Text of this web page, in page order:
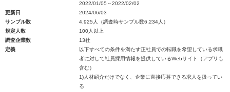
2022/01/05～2022/02/02
更新日
2024/06/03
サンプル数
4,925人（調査時サンプル数6,234人）
規定人数
100人以上
調査企業数
13社
定義
以下すべての条件を満たす正社員での転職を希望している求職
者に対して社員採用情報を提供しているWebサイト（アプリも
含む）
1)人材紹介だけでなく、企業に直接応募できる求人を扱ってい
る